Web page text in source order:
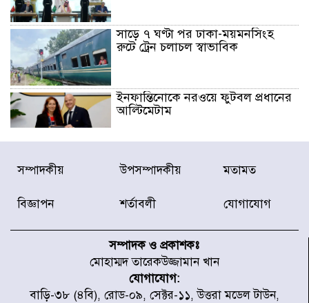
সাড়ে ৭ ঘণ্টা পর ঢাকা-ময়মনসিংহ
রুটে ট্রেন চলাচল স্বাভাবিক
ইনফান্তিনোকে নরওয়ে ফুটবল প্রধানের
আল্টিমেটাম
দেশে ভারি বৃষ্টির সতর্কবার্তা, ১০
জেলায় বন্যার পূর্বাভাস
স্থাপনের উদ্যোগ চান মিয়া ব্যাপারীর
৭ জেলায় ঝোড়ো হাওয়াসহ বজ্রবৃষ্টির
সম্পাদকীয় উপসম্পাদকীয় মতামত
বিজ্ঞাপন শর্তাবলী যোগাযোগ
সম্পাদক ও প্রকাশকঃ
মোহাম্মদ তারেকউজ্জামান খান
যোগাযোগ:
বাড়ি-৩৮ (৪বি), রোড-০৯, সেক্টর-১১, উত্তরা মডেল টাউন,